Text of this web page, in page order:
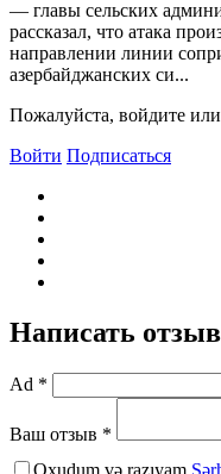
— главы сельских
рассказал, что атака
направлении линии
азербайджанских си...
Пожалуйста, войдите
Войти Подписаться
Написать отзыв
Ad *
Ваш отзыв *
Oxudum və razıyam